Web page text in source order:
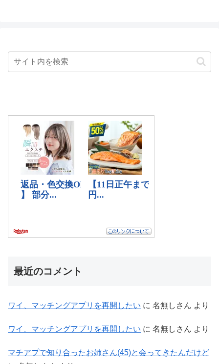
最近のコメント
ワイ、マッチングアプリを再開したい に 名無しさん より
ワイ、マッチングアプリを再開したい に 名無しさん より
マチアプで知り合ったお姉さん(45)と会ってきたんだけど